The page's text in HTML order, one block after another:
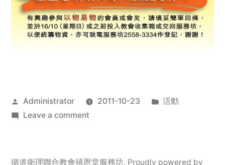
Posted
by
Administrator 2011-10-23
Posted
活動
Leave a commenton
服
循道衛理聯合教會禧恩堂服務坊, Proudly powered by